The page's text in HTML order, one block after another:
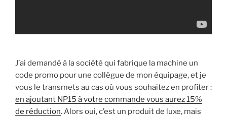
J’ai demandé à la société qui fabrique la machine un
code promo pour une collègue de mon équipage, et je
vous le transmets au cas où vous souhaitez en profiter :
en ajoutant NP15 à votre commande vous aurez 15%
de réduction. Alors oui, c’est un produit de luxe, mais